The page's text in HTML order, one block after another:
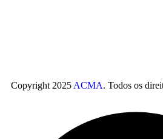
Copyright 2025ACMA. Todos os